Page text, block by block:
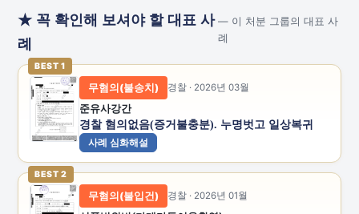
★ 꼭 확인해 보셔야 할 대표 사
례
— 이 처분 그룹의 대표 사
례
BEST 1
무혐의(불송치) 경찰 · 2026년 03월
준유사강간
경찰 혐의없음(증거불충분). 누명벗고 일상복귀
사례 심화해설
BEST 2
무혐의(불입건) 경찰 · 2026년 01월